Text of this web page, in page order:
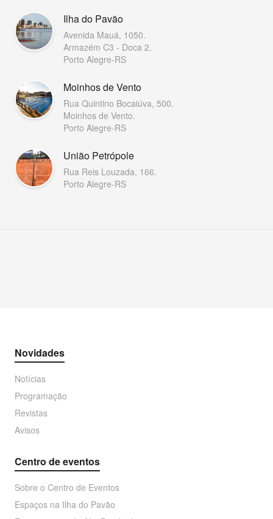
Ilha do Pavão
Avenida Mauá, 1050.
Armazém C3 - Doca 2.
Porto Alegre-RS
Moinhos de Vento
Rua Quintino Bocaiúva, 500.
Moinhos de Vento.
Porto Alegre-RS
União Petrópole
Rua Reis Louzada, 166.
Porto Alegre-RS
Novidades
Notícias
Programação
Revistas
Avisos
Centro de eventos
Sobre o Centro de Eventos
Espaços na Ilha do Pavão